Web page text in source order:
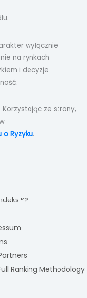
wyłącznie
na rynkach
i decyzje
Korzystając ze strony,
o Ryzyku.
Ranking Methodology